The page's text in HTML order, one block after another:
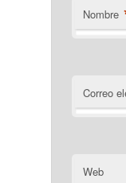
Nombre
Correo
Web